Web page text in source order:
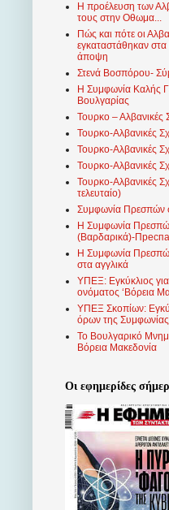
Η προέλευση των
τους στην Οθωμα...
Πώς και πότε οι
εγκαταστάθηκαν
άποψη
Στενά Βοσπόρου-
Η Συμφωνία Καλής
Βουλγαρίας
Τουρκο – Αλβανικές
Τουρκο-Αλβανικές
Τουρκο-Αλβανικές
Τουρκο-Αλβανικές
Τουρκο-Αλβανικές
τελευταίο)
Συμφωνία Πρεσπών
Η Συμφωνία
(Βαρδαρικά)-
Η Συμφωνία
στα αγγλικά
ΥΠΕΞ: Εγκύκλιος
ονόματος ‘Βόρεια
ΥΠΕΞ Σκοπίων:
όρων της
Το Βουλγαρικό
Βόρεια Μακεδονία
Οι εφημερίδες